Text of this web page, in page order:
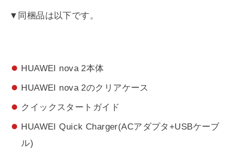
▼同梱品は以下です。
HUAWEI nova 2本体
HUAWEI nova 2のクリアケース
クイックスタートガイド
HUAWEI Quick Charger(ACアダプタ+USBケーブ
ル)